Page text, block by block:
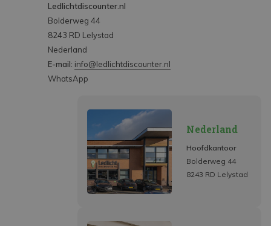
Ledlichtdiscounter.nl
Bolderweg 44
8243 RD Lelystad
Nederland
E-mail: info@ledlichtdiscounter.nl
WhatsApp
Nederland
Hoofdkantoor
Bolderweg 44
8243 RD Lelystad